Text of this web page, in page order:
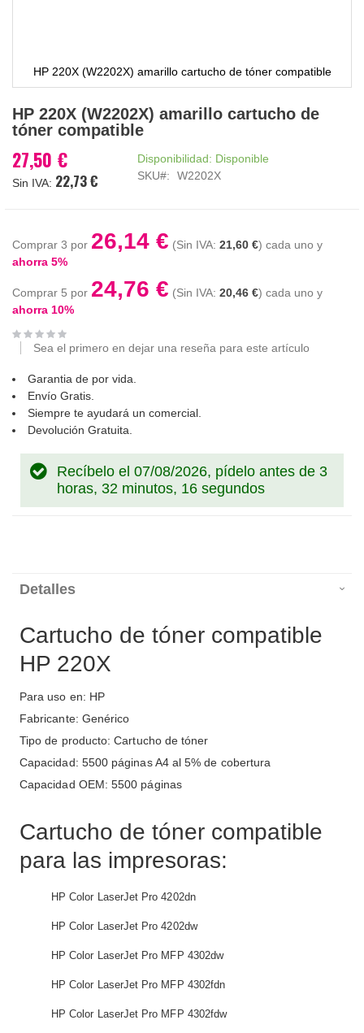
HP 220X (W2202X) amarillo cartucho de tóner compatible
al
comienzo
la
galería
HP 220X (W2202X) amarillo cartucho de
tóner compatible
27,50 €
22,73 €
Disponibilidad: Disponible
SKU
W2202X
Comprar 3 por 26,14 € 21,60 € cada uno y
ahorra 5%
Comprar 5 por 24,76 € 20,46 € cada uno y
ahorra 10%
Sea el primero en dejar una reseña para este artículo
Garantia de por vida.
Envío Gratis.
Siempre te ayudará un comercial.
Devolución Gratuita.
Recíbelo el 07/08/2026, pídelo antes de 3
horas, 32 minutos, 15 segundos
Detalles
Cartucho de tóner compatible
HP 220X
Para uso en: HP
Fabricante: Genérico
Tipo de producto: Cartucho de tóner
Capacidad: 5500 páginas A4 al 5% de cobertura
Capacidad OEM: 5500 páginas
Cartucho de tóner compatible
para las impresoras:
HP Color LaserJet Pro 4202dn
HP Color LaserJet Pro 4202dw
HP Color LaserJet Pro MFP 4302dw
HP Color LaserJet Pro MFP 4302fdn
HP Color LaserJet Pro MFP 4302fdw